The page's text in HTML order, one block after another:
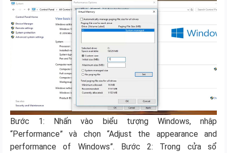
Bước 1: Nhấn vào biểu tượng Windows, nhập
“Performance” và chọn “Adjust the appearance and
performance of Windows”. Bước 2: Trong cửa sổ